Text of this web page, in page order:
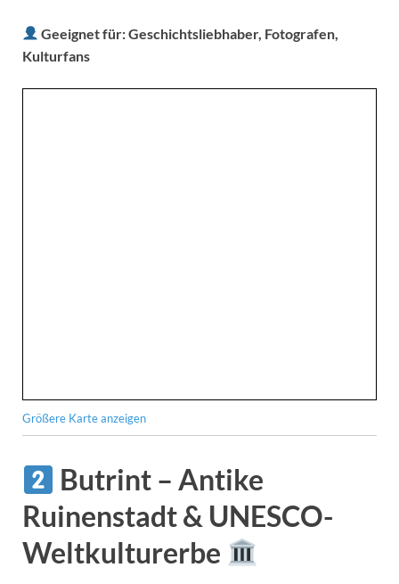
Geeignet für:Geschichtsliebhaber, Fotografen,
Kulturfans
Größere Karte anzeigen
Butrint – Antike
Ruinenstadt & UNESCO-
Weltkulturerbe